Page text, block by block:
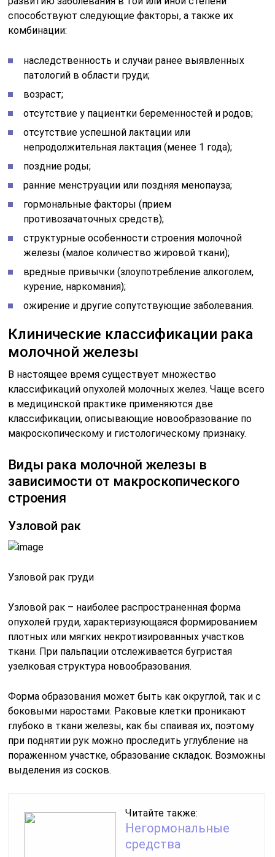
способствуют следующие факторы, а также их
комбинации:
наследственность и случаи ранее выявленных
патологий в области груди;
возраст;
отсутствие у пациентки беременностей и родов;
отсутствие успешной лактации или
непродолжительная лактация (менее 1 года);
поздние роды;
ранние менструации или поздняя менопауза;
гормональные факторы (прием
противозачаточных средств);
структурные особенности строения молочной
железы (малое количество жировой ткани);
вредные привычки (злоупотребление алкоголем,
курение, наркомания);
ожирение и другие сопутствующие заболевания.
Клинические классификации рака
молочной железы
В настоящее время существует множество
классификаций опухолей молочных желез. Чаще всего
в медицинской практике применяются две
классификации, описывающие новообразование по
макроскопическому и гистологическому признаку.
Виды рака молочной железы в
зависимости от макроскопического
строения
Узловой рак
Узловой рак груди
Узловой рак – наиболее распространенная форма
опухолей груди, характеризующаяся формированием
плотных или мягких некротизированных участков
ткани. При пальпации отслеживается бугристая
узелковая структура новообразования.
Форма образования может быть как округлой, так и с
боковыми наростами. Раковые клетки проникают
глубоко в ткани железы, как бы спаивая их, поэтому
при поднятии рук можно проследить углубление на
пораженном участке, образование складок. Возможны
выделения из сосков.
Читайте также:
Негормональные
средства